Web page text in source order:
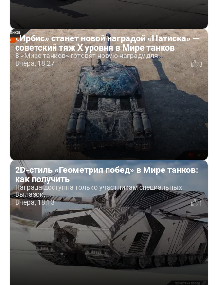
«Ирбис» станет новой наградой «Натиска» —
советский тяж X уровня в Мире танков
В «Мире танков» готовят новую награду для...
Вчера, 18:27
3
2D-стиль «Геометрия побед» в Мире танков:
как получить
Награда доступна только участникам специальных
Вылазок,...
Вчера, 18:13
1